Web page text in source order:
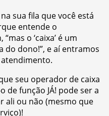
sua fila que você está
entende o
o ‘caixa’ é um
dono!”, e aí entramos
atendimento.
seu operador de caixa
de função JÁ! pode ser a
ali ou não (mesmo que